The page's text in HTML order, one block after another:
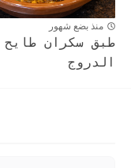
منذ بضع شهور
طبق سكران
الدروج